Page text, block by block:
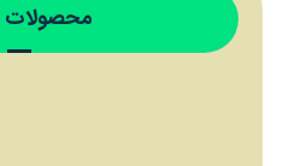
محصولات